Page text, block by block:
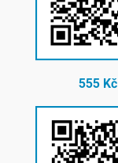
555 Kč